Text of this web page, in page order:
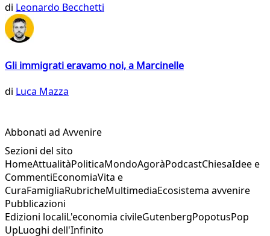
di Leonardo Becchetti
Gli immigrati eravamo noi, a Marcinelle
di Luca Mazza
Abbonati ad Avvenire
Sezioni del sito
HomeAttualitàPoliticaMondoAgoràPodcastChiesaIdee e
CommentiEconomiaVita e
CuraFamigliaRubricheMultimediaEcosistema avvenire
Pubblicazioni
Edizioni localiL'economia civileGutenbergPopotusPop
UpLuoghi dell'Infinito